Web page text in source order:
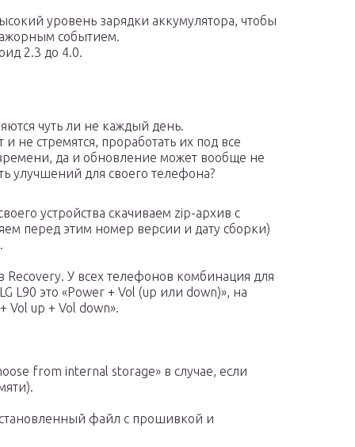
уровень зарядки аккумулятора, чтобы
событием.
2.3 до 4.0.
чуть ли не каждый день.
не стремятся, проработать их под все
да и обновление может вообще не
улучшений для своего телефона?
устройства скачиваем zip-архив с
перед этим номер версии и дату сборки)
У всех телефонов комбинация для
L90 это «Power + Vol (up или down)», на
Vol up + Vol down».
from internal storage» в случае, если
файл с прошивкой и